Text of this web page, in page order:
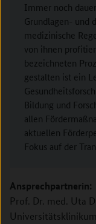
Immer noch
Grundlagen- und
medizinische
von ihnen
bezeichneten
gestalten ist ein
Bildung und
allen
aktuellen
Fokus auf der
Ansprechpartnerin:
Prof. Dr. med. Uta